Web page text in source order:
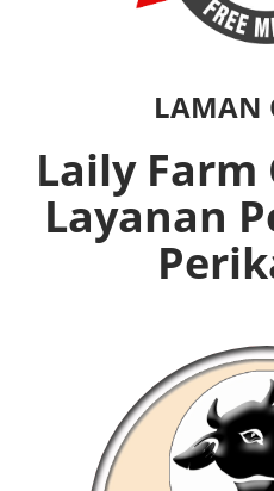
LAMAN
Laily
Layanan